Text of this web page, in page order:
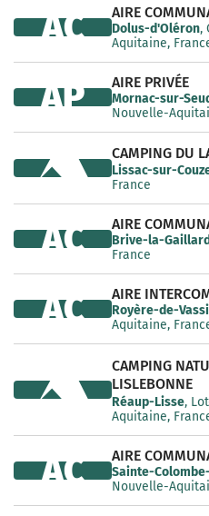
AIRE
Dolus-d'Oléron,
Aquitaine,
AC
AIRE PRIVÉE
Mornac-sur-
Nouvelle-
AP
CAMPING DU
Lissac-sur-
France
AIRE
Brive-la-
France
AC
AIRE
Royère-de-
Aquitaine,
AC
CAMPING
LISLEBONNE
Réaup-Lisse,
Aquitaine,
AIRE
Sainte-
Nouvelle-
AC